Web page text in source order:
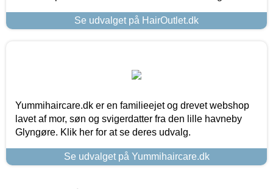
Se udvalget på HairOutlet.dk
Yummihaircare.dk er en familieejet og drevet webshop
lavet af mor, søn og svigerdatter fra den lille havneby
Glyngøre. Klik her for at se deres udvalg.
Se udvalget på Yummihaircare.dk